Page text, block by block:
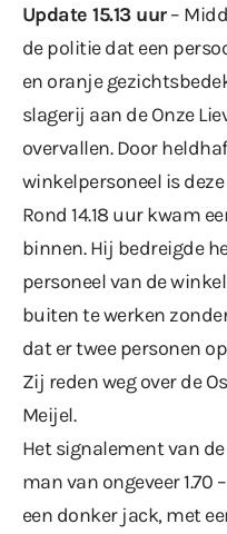
Update 15.13 uur–
de politie dat een
en oranje
slagerij aan de Onze
overvallen. Door
winkelpersoneel is
Rond 14.18 uur kwam
binnen. Hij bedreigde
personeel van de
buiten te werken
dat er twee personen
Zij reden weg over de
Meijel.
Het signalement van
man van ongeveer 1.70
een donker jack, met